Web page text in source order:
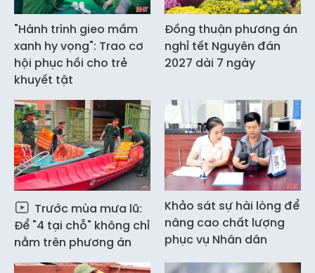
"Hành trình gieo mầm
xanh hy vọng": Trao cơ
hội phục hồi cho trẻ
khuyết tật
Đồng thuận phương án
nghỉ tết Nguyên đán
2027 dài 7 ngày
Trước mùa mưa lũ:
Để "4 tại chỗ" không chỉ
nằm trên phương án
Khảo sát sự hài lòng để
nâng cao chất lượng
phục vụ Nhân dân